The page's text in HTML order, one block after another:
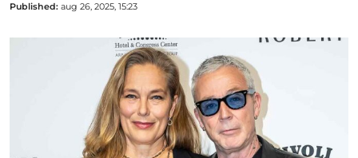
Published: aug 26, 2025, 15:23